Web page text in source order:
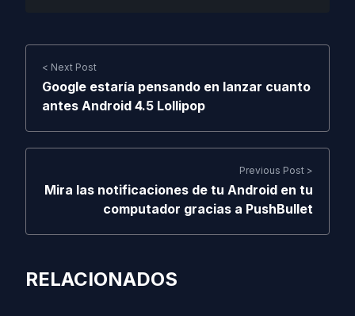
< Next Post
Google estaría pensando en lanzar cuanto
antes Android 4.5 Lollipop
Previous Post >
Mira las notificaciones de tu Android en tu
computador gracias a PushBullet
RELACIONADOS